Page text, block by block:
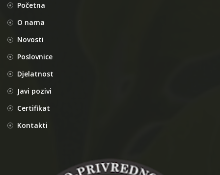
Početna
O nama
Novosti
Poslovnice
Djelatnost
Javi pozivi
Certifikat
Kontakti